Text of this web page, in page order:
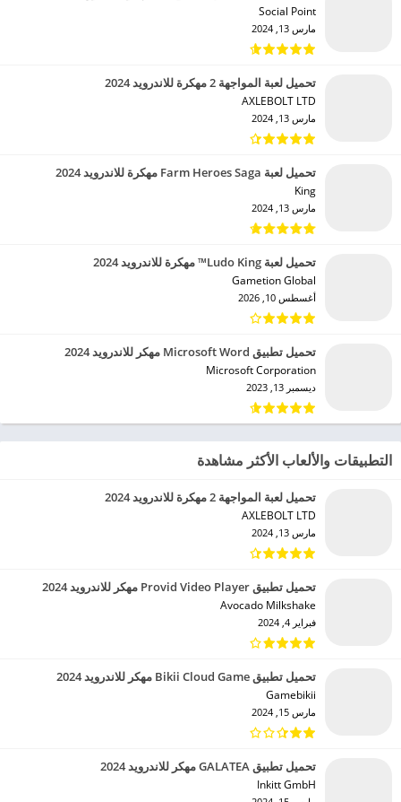
Social Point‏
مارس 13, 2024
تحميل لعبة المواجهة 2 مهكرة للاندرويد 2024
AXLEBOLT LTD‏
مارس 13, 2024
تحميل لعبة Farm Heroes Saga مهكرة للاندرويد 2024
King‏
مارس 13, 2024
تحميل لعبة Ludo King™ مهكرة للاندرويد 2024
Gametion Global‏
أغسطس 10, 2026
تحميل تطبيق Microsoft Word مهكر للاندرويد 2024
Microsoft Corporation‏
ديسمبر 13, 2023
التطبيقات والألعاب الأكثر مشاهدة
تحميل لعبة المواجهة 2 مهكرة للاندرويد 2024
AXLEBOLT LTD‏
مارس 13, 2024
تحميل تطبيق Provid Video Player مهكر للاندرويد 2024
Avocado Milkshake‏
فبراير 4, 2024
تحميل تطبيق Bikii Cloud Game مهكر للاندرويد 2024
Gamebikii‏
مارس 15, 2024
تحميل تطبيق GALATEA مهكر للاندرويد 2024
Inkitt GmbH‏